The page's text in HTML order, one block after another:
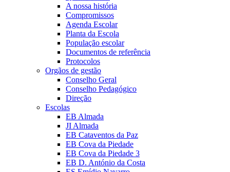
A nossa história
Compromissos
Agenda Escolar
Planta da Escola
População escolar
Documentos de referência
Protocolos
Orgãos de gestão
Conselho Geral
Conselho Pedagógico
Direção
Escolas
EB Almada
JI Almada
EB Cataventos da Paz
EB Cova da Piedade
EB Cova da Piedade 3
EB D. António da Costa